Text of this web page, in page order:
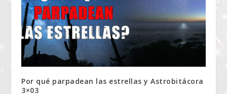
Por qué parpadean las estrellas y Astrobitácora
3×03